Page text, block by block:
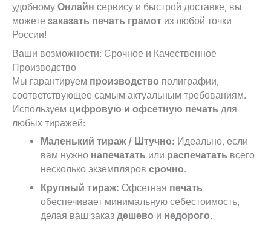
удобному Онлайн сервису и быстрой доставке, вы
можете заказать печать грамот из любой точки
России!
Ваши возможности: Срочное и Качественное
Производство
Мы гарантируем производство полиграфии,
соответствующее самым актуальным требованиям.
Используем цифровую и офсетную печать для
любых тиражей:
Маленький тираж / Штучно: Идеально, если
вам нужно напечатать или распечатать всего
несколько экземпляров срочно.
Крупный тираж: Офсетная печать
обеспечивает минимальную себестоимость,
делая ваш заказ дешево и недорого.